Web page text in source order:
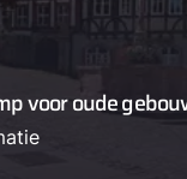
voor oude